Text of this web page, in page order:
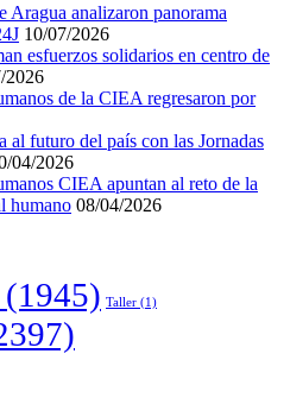
Aragua analizaron panorama
10/07/2026
esfuerzos solidarios en centro de
2026
de la CIEA regresaron por
al futuro del país con las Jornadas
04/2026
CIEA apuntan al reto de la
humano 08/04/2026
(1945) Taller (1)